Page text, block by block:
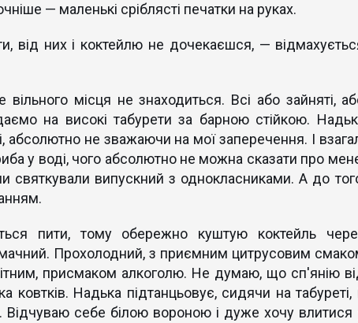
— маленькі сріблясті печатки на руках.
від них і коктейлю не дочекаєшся, —
вільного місця не знаходиться. Всі або зайняті,
на високі табурети за барною стійкою.
абсолютно не зважаючи на мої заперечення. І
у воді, чого абсолютно не можна сказати про
святкували випускний з однокласниками. А до
пити, тому обережно куштую коктейль
Прохолодний, з приємним цитрусовим
присмаком алкоголю. Не думаю, що сп'янію
ковтків. Надька підтанцьовує, сидячи на табуреті,
себе білою вороною і дуже хочу влитися